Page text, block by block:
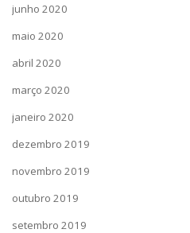
junho 2020
maio 2020
abril 2020
março 2020
janeiro 2020
dezembro 2019
novembro 2019
outubro 2019
setembro 2019